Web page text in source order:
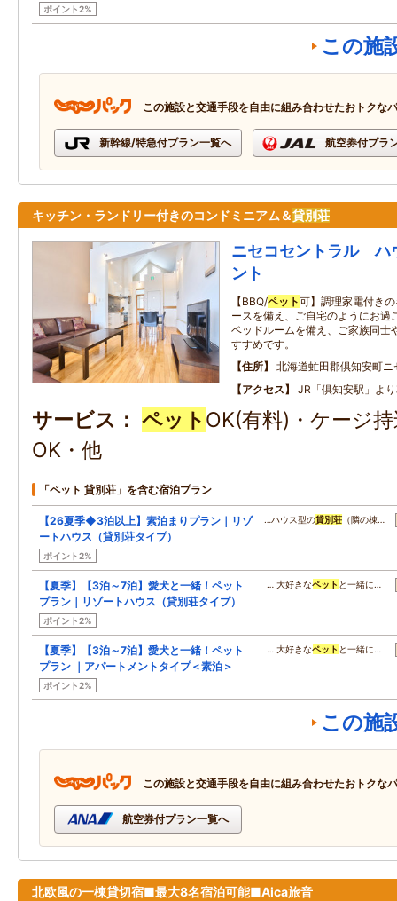
ポイント2%
この施
この施設と交通手段を自由に組み合わせたおトクな
新幹線/特急付プラン一覧へ 航空券付プラ
キッチン・ランドリー付きのコンドミニアム＆貸別荘
ニセコセントラル ハ
ント
【BBQ/ペット可】調理家電付き
ースを備え、ご自宅のようにお過
ベッドルームを備え、ご家族同士
すすめです。
住所
北海道虻田郡倶知安町
アクセス
JR「倶知安駅」よ
サービス ペット OK(有料)・ケージ
OK・他
「ペット 貸別荘」を含む宿泊プラン
【26夏季◆3泊以上】素泊まりプラン｜リゾ
ートハウス（貸別荘タイプ）
ポイント2%
…ハウス型の貸別荘 （隣の棟…
【夏季】【3泊～7泊】愛犬と一緒！ペット
プラン｜リゾートハウス（貸別荘タイプ）
ポイント2%
… 大好きなペット と一緒に…
【夏季】【3泊～7泊】愛犬と一緒！ペット
プラン ｜アパートメントタイプ＜素泊＞
ポイント2%
… 大好きなペット と一緒に…
この施
この施設と交通手段を自由に組み合わせたおトクな
航空券付プラン一覧へ
北欧風の一棟貸切宿■最大8名宿泊可能■Aica旅音